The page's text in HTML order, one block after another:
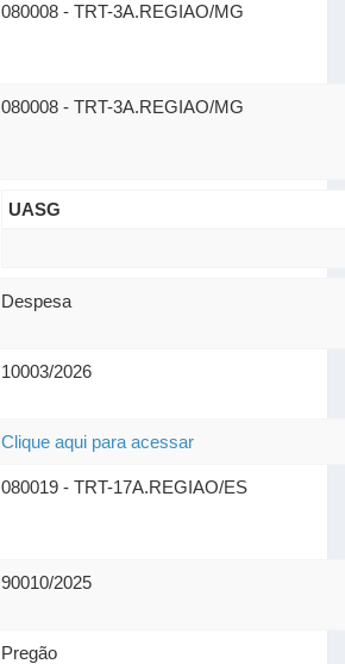
080008 - TRT-3A.REGIAO/MG
080008 - TRT-3A.REGIAO/MG
UASG
Despesa
10003/2026
Clique aqui para acessar
080019 - TRT-17A.REGIAO/ES
90010/2025
Pregão